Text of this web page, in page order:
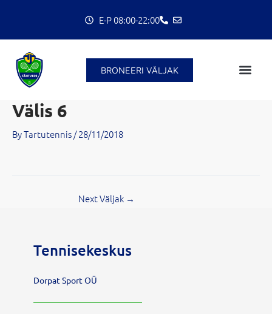
content
E-P 08:00-22:00
BRONEERI VÄLJAK
Välis 6
ByTartutennis/28/11/2018
Next Väljak →
Tennisekeskus
Dorpat Sport OÜ